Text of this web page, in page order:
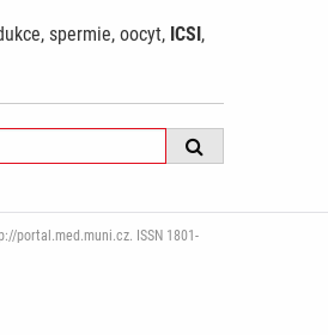
spermie, oocyt, ICSI ,
portal.med.muni.cz. ISSN 1801-